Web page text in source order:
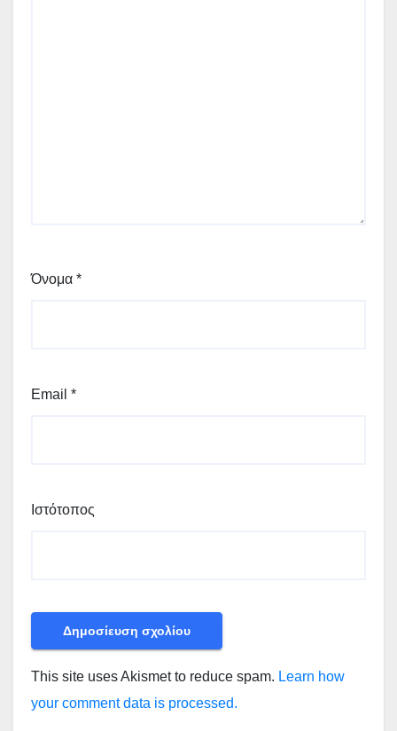
Όνομα *
Email *
Ιστότοπος
This site uses Akismet to reduce spam. Learn how
your comment data is processed.